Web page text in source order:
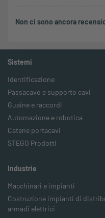
Non ci sono ancora
Sistemi
Identificazione
Passacavo e supporto cavi
Guaine e raccordi
Automazione e robotica
Catene portacavi
STEGO Prodotti
Industrie
Macchinari e impianti
Costruzione impianti di
armadi elettrici